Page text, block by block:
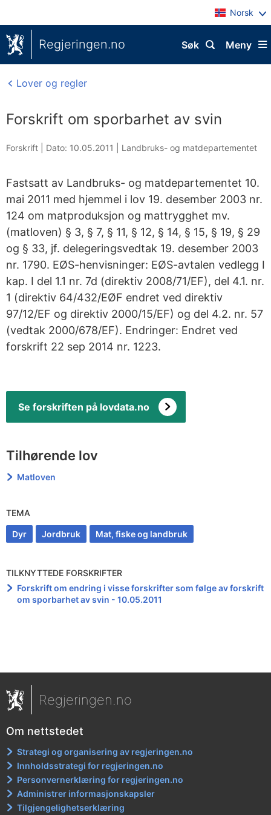
Norsk
Regjeringen.no Meny
Søk
Lover og regler
Forskrift om sporbarhet av svin
Forskrift | Dato: 10.05.2011 Landbruks- og matdepartementet
Fastsatt av Landbruks- og matdepartementet 10.
mai 2011 med hjemmel i lov 19. desember 2003 nr.
124 om matproduksjon og mattrygghet mv.
(matloven) § 3, § 7, § 11, § 12, § 14, § 15, § 19, § 29
og § 33, jf. delegeringsvedtak 19. desember 2003
nr. 1790. EØS-henvisninger: EØS-avtalen vedlegg I
kap. I del 1.1 nr. 7d (direktiv 2008/71/EF), del 4.1. nr.
1 (direktiv 64/432/EØF endret ved direktiv
97/12/EF og direktiv 2000/15/EF) og del 4.2. nr. 57
(vedtak 2000/678/EF). Endringer: Endret ved
forskrift 22 sep 2014 nr. 1223.
Se forskriften på lovdata.no
Tilhørende lov
Matloven
TEMA
Dyr Jordbruk Mat, fiske og landbruk
TILKNYTTEDE FORSKRIFTER
Forskrift om endring i visse forskrifter som følge av forskrift
om sporbarhet av svin - 10.05.2011
Regjeringen.no
Om nettstedet
Strategi og organisering av regjeringen.no
Innholdsstrategi for regjeringen.no
Personvernerklæring for regjeringen.no
Administrer informasjonskapsler
Tilgjengelighetserklæring